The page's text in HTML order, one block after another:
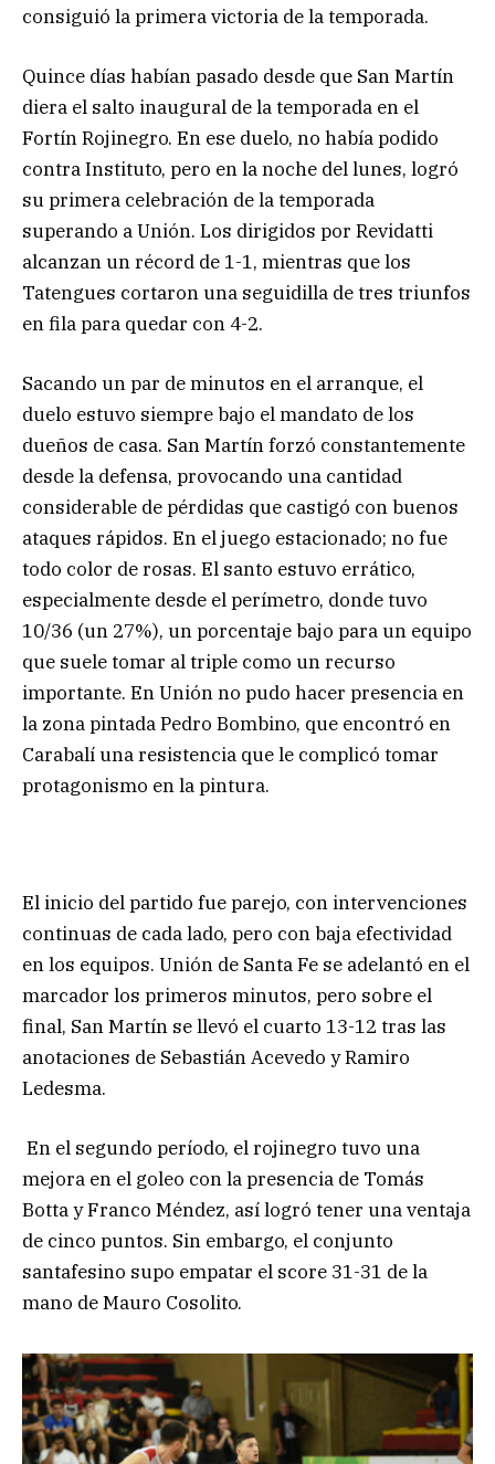
consiguió la primera victoria de la temporada.
Quince días habían pasado desde que San Martín
diera el salto inaugural de la temporada en el
Fortín Rojinegro. En ese duelo, no había podido
contra Instituto, pero en la noche del lunes, logró
su primera celebración de la temporada
superando a Unión. Los dirigidos por Revidatti
alcanzan un récord de 1-1, mientras que los
Tatengues cortaron una seguidilla de tres triunfos
en fila para quedar con 4-2.
Sacando un par de minutos en el arranque, el
duelo estuvo siempre bajo el mandato de los
dueños de casa. San Martín forzó constantemente
desde la defensa, provocando una cantidad
considerable de pérdidas que castigó con buenos
ataques rápidos. En el juego estacionado; no fue
todo color de rosas. El santo estuvo errático,
especialmente desde el perímetro, donde tuvo
10/36 (un 27%), un porcentaje bajo para un equipo
que suele tomar al triple como un recurso
importante. En Unión no pudo hacer presencia en
la zona pintada Pedro Bombino, que encontró en
Carabalí una resistencia que le complicó tomar
protagonismo en la pintura.
El inicio del partido fue parejo, con intervenciones
continuas de cada lado, pero con baja efectividad
en los equipos. Unión de Santa Fe se adelantó en el
marcador los primeros minutos, pero sobre el
final, San Martín se llevó el cuarto 13-12 tras las
anotaciones de Sebastián Acevedo y Ramiro
Ledesma.
En el segundo período, el rojinegro tuvo una
mejora en el goleo con la presencia de Tomás
Botta y Franco Méndez, así logró tener una ventaja
de cinco puntos. Sin embargo, el conjunto
santafesino supo empatar el score 31-31 de la
mano de Mauro Cosolito.